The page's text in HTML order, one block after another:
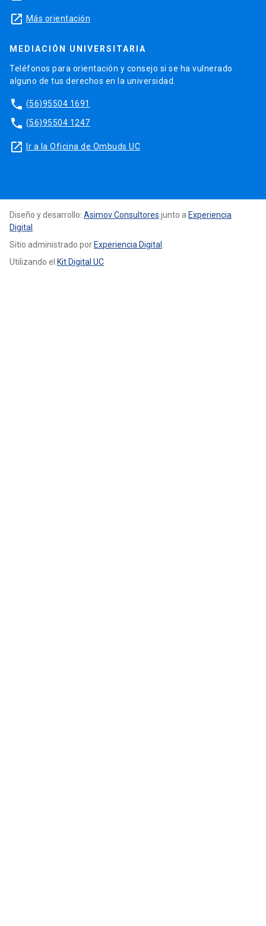
launch Más orientación
MEDIACIÓN UNIVERSITARIA
Teléfonos para orientación y consejo si se ha vulnerado
alguno de tus derechos en la universidad.
phone (56)95504 1691
phone (56)95504 1247
launch Ir a la Oficina de Ombuds UC
Diseño y desarrollo: Asimov Consultores junto a Experiencia
Digital
Sitio administrado por Experiencia Digital
Utilizando el Kit Digital UC